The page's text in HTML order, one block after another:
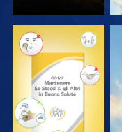
GUARDA